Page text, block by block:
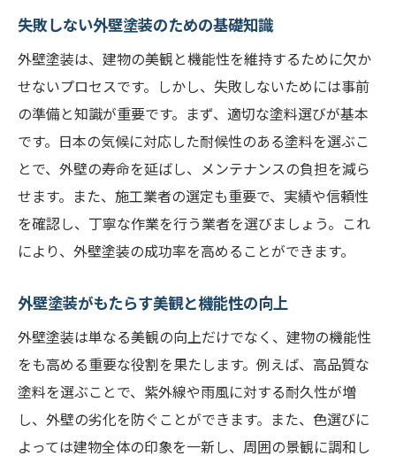
耐用年数を延ばす塗料の選定基準
外壁塗装における理想的な塗料の選択肢
失敗しない外壁塗装のための基礎知識
外壁塗装は、建物の美観と機能性を維持するために欠か
せないプロセスです。しかし、失敗しないためには事前
の準備と知識が重要です。まず、適切な塗料選びが基本
です。日本の気候に対応した耐候性のある塗料を選ぶこ
とで、外壁の寿命を延ばし、メンテナンスの負担を減ら
せます。また、施工業者の選定も重要で、実績や信頼性
を確認し、丁寧な作業を行う業者を選びましょう。これ
により、外壁塗装の成功率を高めることができます。
外壁塗装がもたらす美観と機能性の向上
外壁塗装は単なる美観の向上だけでなく、建物の機能性
をも高める重要な役割を果たします。例えば、高品質な
塗料を選ぶことで、紫外線や雨風に対する耐久性が増
し、外壁の劣化を防ぐことができます。また、色選びに
よっては建物全体の印象を一新し、周囲の景観に調和し